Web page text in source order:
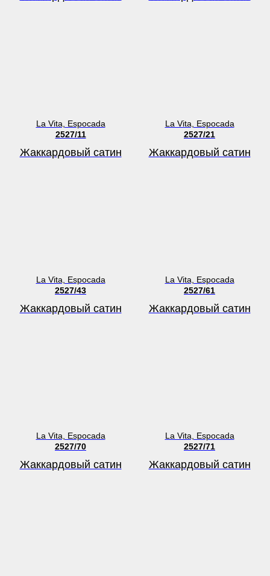
La Vita, Espocada
2527/11
Жаккардовый сатин
La Vita, Espocada
2527/21
Жаккардовый сатин
La Vita, Espocada
2527/43
Жаккардовый сатин
La Vita, Espocada
2527/61
Жаккардовый сатин
La Vita, Espocada
2527/70
Жаккардовый сатин
La Vita, Espocada
2527/71
Жаккардовый сатин